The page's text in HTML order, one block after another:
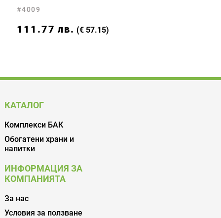
#4009
111.77 лв. (€ 57.15)
КАТАЛОГ
Комплекси БАК
Обогатени храни и
напитки
ИНФОРМАЦИЯ ЗА
КОМПАНИЯТА
За нас
Условия за ползване